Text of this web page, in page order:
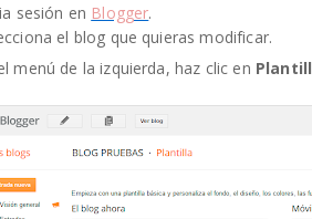
sesión en Blogger.
el blog que quieras modificar.
menú de la izquierda, haz clic en